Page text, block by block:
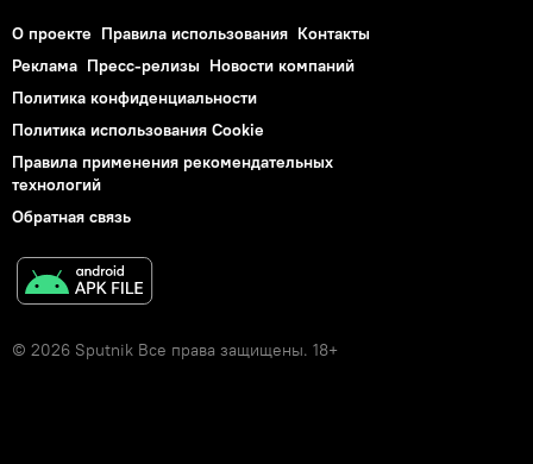
О проекте Правила использования Контакты
Реклама Пресс-релизы Новости компаний
Политика конфиденциальности
Политика использования Cookie
Правила применения рекомендательных
технологий
Обратная связь
© 2026 Sputnik Все права защищены. 18+